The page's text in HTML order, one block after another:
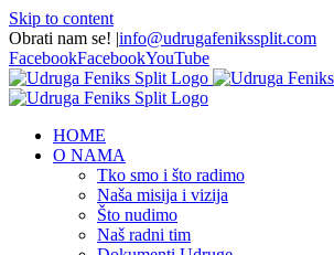
Skip to content
Obrati nam se! |info@udrugafenikssplit.com
FacebookFacebookYouTube
HOME
O NAMA
Tko smo i što radimo
Naša misija i vizija
Što nudimo
Naš radni tim